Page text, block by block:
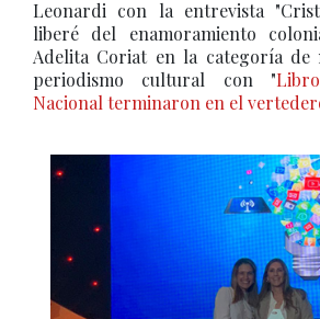
Leonardi con la entrevista
liberé del enamoramiento
Adelita Coriat en la categoría de
periodismo cultural con "
Nacional terminaron en el